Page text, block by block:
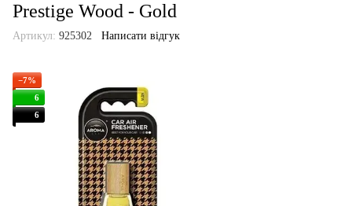
Prestige Wood - Gold
Артикул: 925302 Написати відгук
−7%
6
6